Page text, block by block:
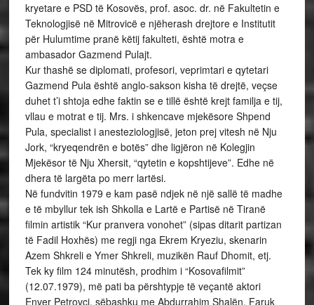
kryetare e PSD të Kosovës, prof. asoc. dr. në Fakultetin e
Teknologjisë në Mitrovicë e njëherash drejtore e Institutit
për Hulumtime pranë këtij fakulteti, është motra e
ambasador Gazmend Pulajt.
Kur thashë se diplomati, profesori, veprimtari e qytetari
Gazmend Pula është anglo-sakson kisha të drejtë, veçse
duhet t’i shtoja edhe faktin se e tillë është krejt familja e tij,
vllau e motrat e tij. Mrs. i shkencave mjekësore Shpend
Pula, specialist i anesteziologjisë, jeton prej vitesh në Nju
Jork, “kryeqendrën e botës” dhe ligjëron në Kolegjin
Mjekësor të Nju Xhersit, “qytetin e kopshtijeve”. Edhe në
dhera të largëta po merr lartësi.
Në fundvitin 1979 e kam pasë ndjek në një sallë të madhe
e të mbyllur tek ish Shkolla e Lartë e Partisë në Tiranë
filmin artistik “Kur pranvera vonohet” (sipas ditarit partizan
të Fadil Hoxhës) me regji nga Ekrem Kryeziu, skenarin
Azem Shkreli e Ymer Shkreli, muzikën Rauf Dhomit, etj.
Tek ky film 124 minutësh, prodhim i “Kosovafilmit”
(12.07.1979), më pati ba përshtypje të veçantë aktori
Enver Petrovci, sëbashku me Abdurrahim Shalën, Faruk